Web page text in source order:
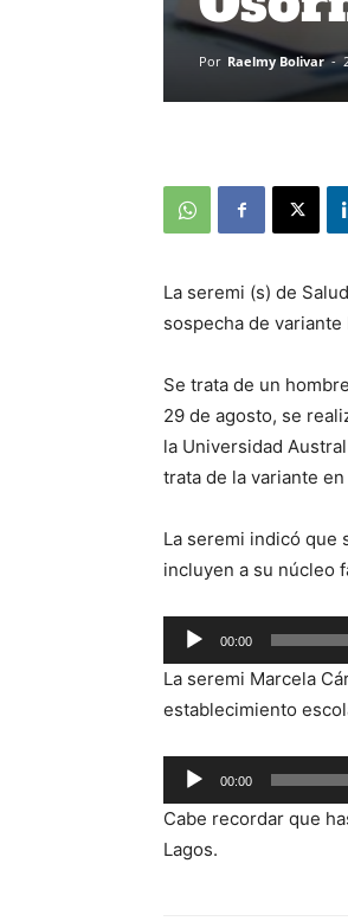
Por Raelmy Bolivar -
La seremi (s) de
sospecha de variante
Se trata de un
29 de agosto, se
la Universidad
trata de la variante
La seremi indicó que
incluyen a su núcleo
Reproductor
de
audio
00:00
La seremi Marcela
establecimiento
Reproductor
de
audio
00:00
Cabe recordar que
Lagos.